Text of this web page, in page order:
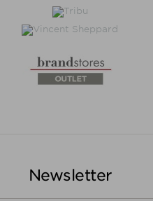
Newsletter